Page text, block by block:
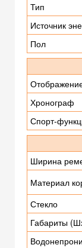
Тип
Источник
Пол
Хронограф
Спорт-
Ширина
Материал
Стекло
Габариты